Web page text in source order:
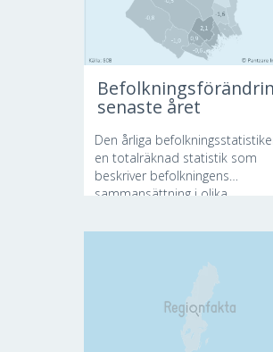
senaste året
Den årliga
en totalräknad statistik som
beskriver befolkningens
sammansättning i olika...